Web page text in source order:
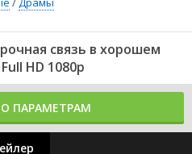
связь в хорошем
HD 1080p
ПАРАМЕТРАМ